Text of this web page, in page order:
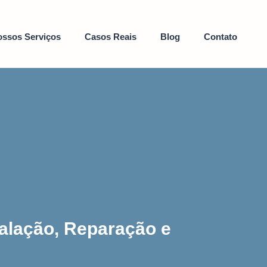
Serviços Casos Reais Blog Contato
Reparação e